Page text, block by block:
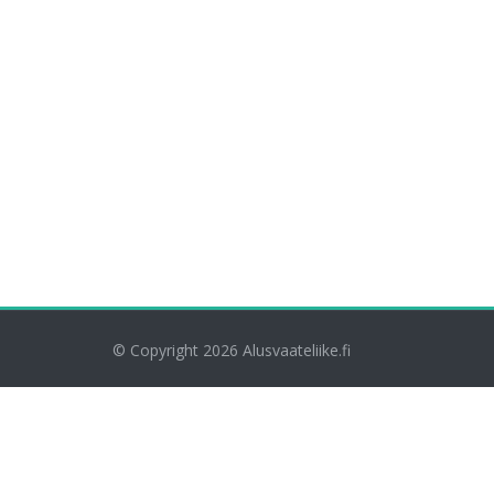
© Copyright 2026 Alusvaateliike.fi